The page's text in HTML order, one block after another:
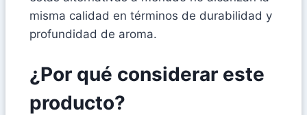
misma calidad en términos de durabilidad y
profundidad de aroma.
¿Por qué considerar este
producto?